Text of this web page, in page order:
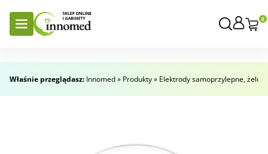
0
Właśnie przeglądasz: Innomed» Produkty» Elektrody samoprzylepne,